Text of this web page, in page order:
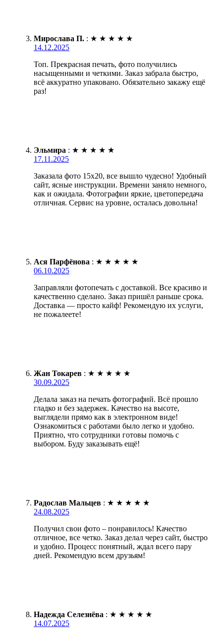
Мирослава П. : ★ ★ ★ ★ ★
14.12.2025
Топ. Прекрасная печать, фото получились
насыщенными и четкими. Заказ забрала быстро,
всё аккуратно упаковано. Обязательно закажу ещё
раз!
Эльмира : ★ ★ ★ ★ ★
17.11.2025
Заказала фото 15х20, все вышло чудесно! Удобный
сайт, ясные инструкции. Времени заняло немного,
как и ожидала. Фотографии яркие, цветопередача
отличная. Сервис на уровне, осталась довольна!
Ася Парфёнова : ★ ★ ★ ★ ★
06.10.2025
Заправляли фотопечать с доставкой. Все красиво и
качественно сделано. Заказ пришёл раньше срока.
Доставка — просто кайф! Рекомендую их услуги,
не пожалеете!
Жан Токарев : ★ ★ ★ ★ ★
30.09.2025
Делала заказ на печать фотографий. Всё прошло
гладко и без задержек. Качество на высоте,
выглядели прямо как в электронном виде!
Ознакомиться с работами было легко и удобно.
Приятно, что сотрудники готовы помочь с
выбором. Буду заказывать ещё!
Радослав Мальцев : ★ ★ ★ ★ ★
24.08.2025
Получил свои фото – понравилось! Качество
отличное, все четко. Заказ делал через сайт, быстро
и удобно. Процесс понятный, ждал всего пару
дней. Рекомендую всем друзьям!
Надежда Селезнёва : ★ ★ ★ ★ ★
14.07.2025